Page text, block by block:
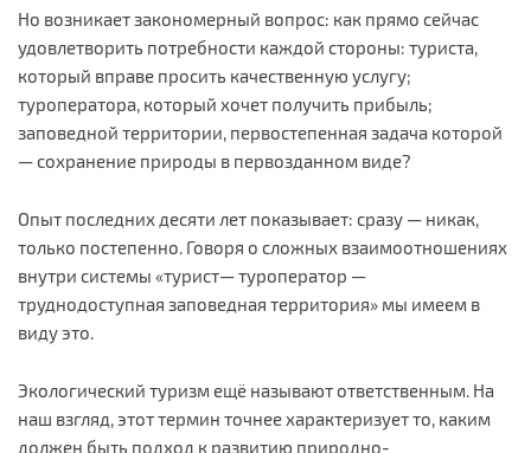
Но возникает закономерный вопрос: как прямо сейчас
удовлетворить потребности каждой стороны: туриста,
который вправе просить качественную услугу;
туроператора, который хочет получить прибыль;
заповедной территории, первостепенная задача которой
— сохранение природы в первозданном виде?
Опыт последних десяти лет показывает: сразу — никак,
только постепенно. Говоря о сложных взаимоотношениях
внутри системы «турист— туроператор —
труднодоступная заповедная территория» мы имеем в
виду это.
Экологический туризм ещё называют ответственным. На
наш взгляд, этот термин точнее характеризует то, каким
должен быть подход к развитию природно-